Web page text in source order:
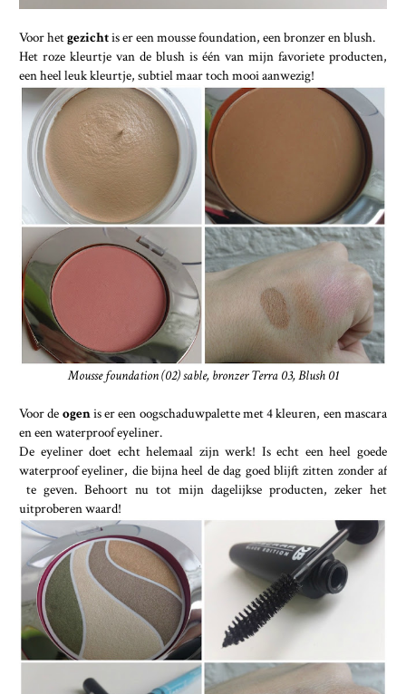
Voor hetgezichtis er een mousse foundation, een bronzer en blush.
Het roze kleurtje van de blush is één van mijn favoriete producten,
een heel leuk kleurtje, subtiel maar toch mooi aanwezig!
Mousse foundation (02) sable, bronzer Terra 03, Blush 01
Voor de ogenis er een oogschaduwpalette met 4 kleuren, een mascara
en een waterproof eyeliner.
De eyeliner doet echt helemaal zijn werk! Is echt een heel goede
waterproof eyeliner, die bijna heel de dag goed blijft zitten zonder af
te geven. Behoort nu tot mijn dagelijkse producten, zeker het
uitproberen waard!